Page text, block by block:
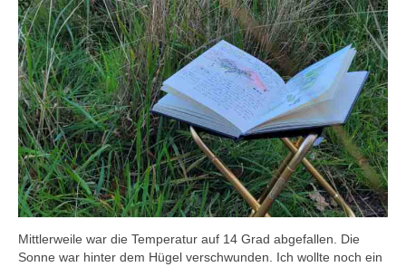
Mittlerweile war die Temperatur auf 14 Grad abgefallen. Die
Sonne war hinter dem Hügel verschwunden. Ich wollte noch ein